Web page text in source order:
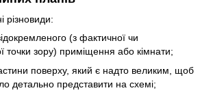
різновиди:
(з фактичної чи
точки зору) приміщення або кімнати;
поверху, який є надто великим, щоб
детально представити на схемі;